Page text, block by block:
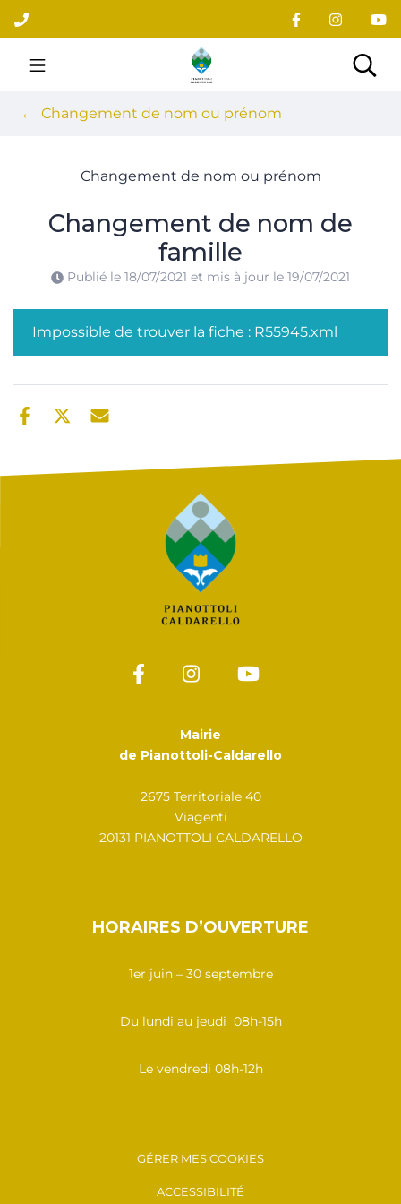
Aller
au
contenu
Site officiel du village
Changement de nom ou prénom
Changement de nom ou prénom
Changement de nom de
famille
Publié le 18/07/2021 et mis à jour le 19/07/2021
Impossible de trouver la fiche : R55945.xml
Mairie
de Pianottoli-Caldarello
2675 Territoriale 40
Viagenti
20131 PIANOTTOLI CALDARELLO
HORAIRES D’OUVERTURE
1er juin – 30 septembre
Du lundi au jeudi 08h-15h
Le vendredi 08h-12h
GÉRER MES COOKIES
ACCESSIBILITÉ